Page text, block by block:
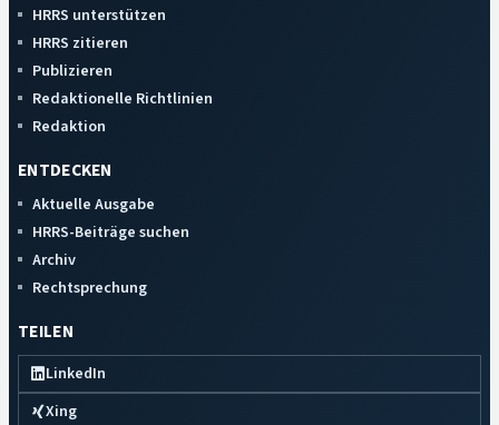
HRRS unterstützen
HRRS zitieren
Publizieren
Redaktionelle Richtlinien
Redaktion
ENTDECKEN
Aktuelle Ausgabe
HRRS-Beiträge suchen
Archiv
Rechtsprechung
TEILEN
LinkedIn
Xing